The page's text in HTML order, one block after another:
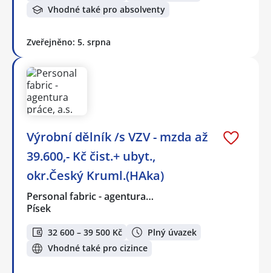
Vhodné také pro absolventy
Zveřejněno: 5. srpna
Výrobní dělník /s VZV - mzda až
39.600,- Kč čist.+ ubyt.,
okr.Český Kruml.(HAka)
Personal fabric - agentura…
Písek
32 600 – 39 500 Kč
Plný úvazek
Vhodné také pro cizince